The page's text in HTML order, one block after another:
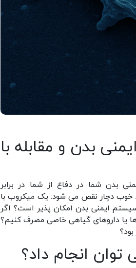
بدن و مقابله با
بدن شما در دفاع از شما در برابر
خوب دچار نقص می شود: یک میکروب با
ایمنی بدن امکان پذیر است؟ اگر
ها یا داروهای گیاهی خاصی مصرف کنیم؟
انجام داد؟